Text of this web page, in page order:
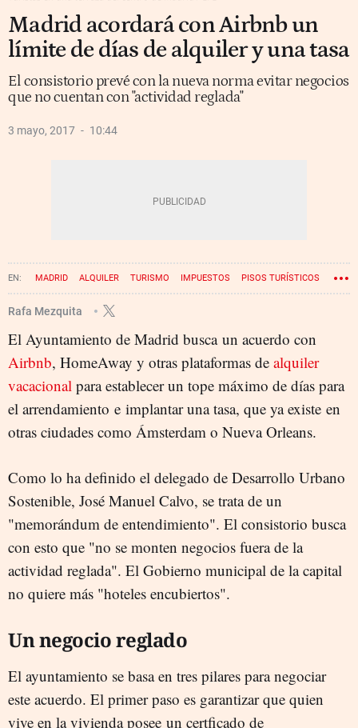
Madrid acordará con Airbnb un
límite de días de alquiler y una tasa
El consistorio prevé con la nueva norma evitar negocios
que no cuentan con "actividad reglada"
3 mayo, 2017 10:44
MADRID ALQUILER TURISMO IMPUESTOS PISOS TURÍSTICOS
AIRBNB AYUNTAMIENTO DE MADRID
Rafa Mezquita
El Ayuntamiento de Madrid busca un acuerdo con
Airbnb, HomeAway y otras plataformas de alquiler
vacacional para establecer un tope máximo de días para
el arrendamiento e implantar una tasa, que ya existe en
otras ciudades como Ámsterdam o Nueva Orleans.
Como lo ha definido el delegado de Desarrollo Urbano
Sostenible, José Manuel Calvo, se trata de un
"memorándum de entendimiento". El consistorio busca
con esto que "no se monten negocios fuera de la
actividad reglada". El Gobierno municipal de la capital
no quiere más "hoteles encubiertos".
Un negocio reglado
El ayuntamiento se basa en tres pilares para negociar
este acuerdo. El primer paso es garantizar que quien
vive en la vivienda posee un certficado de